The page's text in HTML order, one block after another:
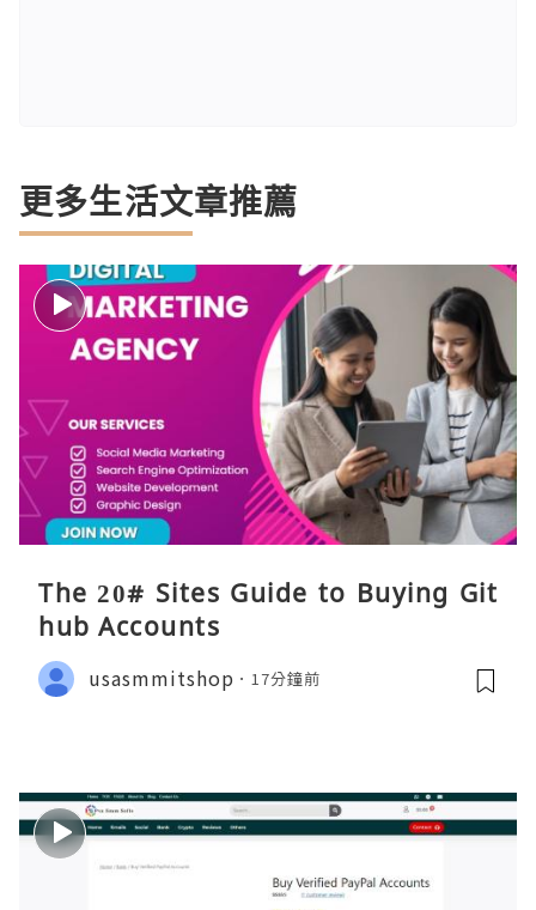
更多生活文章推薦
The 20# Sites Guide to Buying Git
hub Accounts
usasmmitshop 17分鐘前